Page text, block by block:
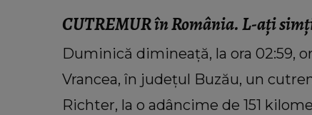
CUTREMUR în România. L-ați
Duminică dimineaţă, la ora 02:59,
Vrancea, în judeţul Buzău, un
Richter, la o adâncime de 151
VEDETE
Cu câți bani a rămas Oana
cumpere mâncare pentru ea și
Viorel: „Abia mâine luăm